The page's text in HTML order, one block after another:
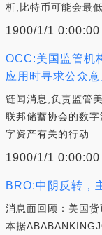
析,比特币可能会最
1900/1/1 0:00:00
OCC:美国监管机
应用时寻求公众
链闻消息,负责监管
联邦储蓄协会的数
字资产有关的行动.
1900/1/1 0:00:00
BRO:中阴反转，
消息面回顾：美国
本据